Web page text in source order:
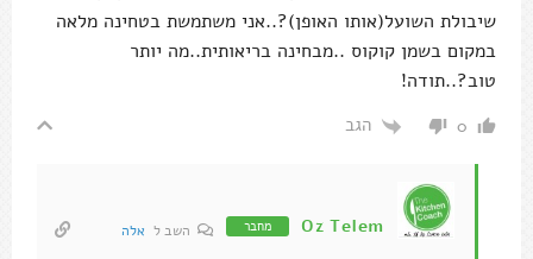
שיבולת השועל(אותו האופן)?..אני משתמשת בטחינה מלאה
במקום בשמן קוקוס ..מבחינה בריאותית..מה יותר
טוב?..תודה!
0 הגב
Oz Telem מחבר השב ל אלה